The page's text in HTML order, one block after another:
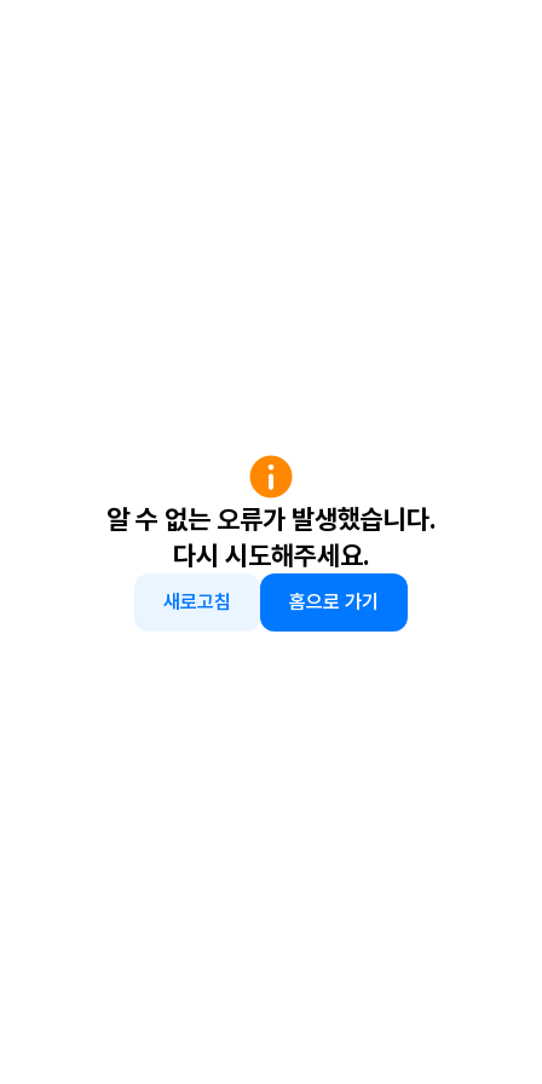
알 수 없는 오류가 발생했습니다.
다시 시도해주세요.
새로고침 홈으로 가기